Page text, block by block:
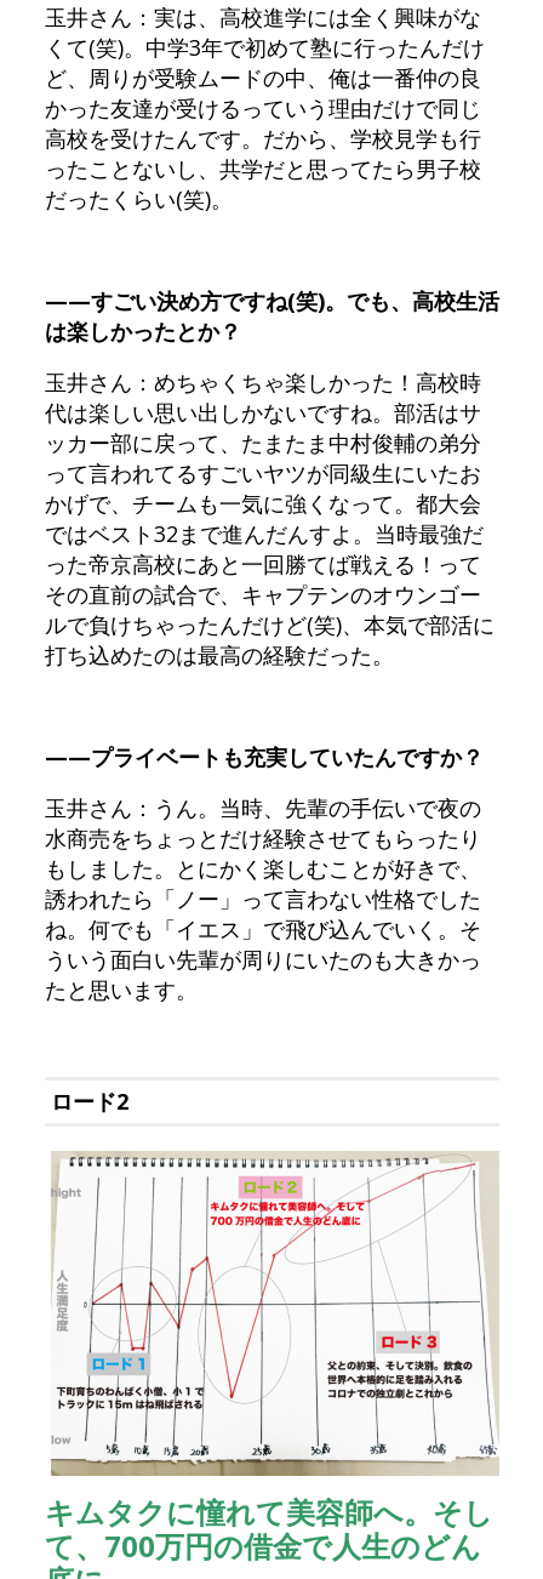
玉井さん：実は、高校進学には全く興味がな
くて(笑)。中学3年で初めて塾に行ったんだけ
ど、周りが受験ムードの中、俺は一番仲の良
かった友達が受けるっていう理由だけで同じ
高校を受けたんです。だから、学校見学も行
ったことないし、共学だと思ってたら男子校
だったくらい(笑)。
——すごい決め方ですね(笑)。でも、高校生活
は楽しかったとか？
玉井さん：めちゃくちゃ楽しかった！高校時
代は楽しい思い出しかないですね。部活はサ
ッカー部に戻って、たまたま中村俊輔の弟分
って言われてるすごいヤツが同級生にいたお
かげで、チームも一気に強くなって。都大会
ではベスト32まで進んだんすよ。当時最強だ
った帝京高校にあと一回勝てば戦える！って
その直前の試合で、キャプテンのオウンゴー
ルで負けちゃったんだけど(笑)、本気で部活に
打ち込めたのは最高の経験だった。
——プライベートも充実していたんですか？
玉井さん：うん。当時、先輩の手伝いで夜の
水商売をちょっとだけ経験させてもらったり
もしました。とにかく楽しむことが好きで、
誘われたら「ノー」って言わない性格でした
ね。何でも「イエス」で飛び込んでいく。そ
ういう面白い先輩が周りにいたのも大きかっ
たと思います。
ロード2
キムタクに憧れて美容師へ。そし
て、700万円の借金で人生のどん